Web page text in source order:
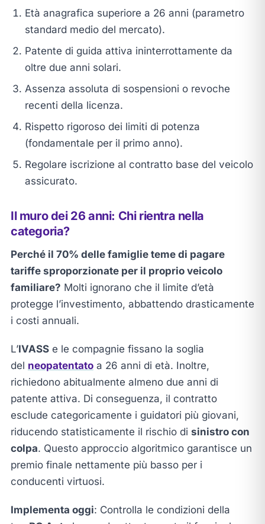
Età anagrafica superiore a 26 anni (parametro
standard medio del mercato).
Patente di guida attiva ininterrottamente da
oltre due anni solari.
Assenza assoluta di sospensioni o revoche
recenti della licenza.
Rispetto rigoroso dei limiti di potenza
(fondamentale per il primo anno).
Regolare iscrizione al contratto base del veicolo
assicurato.
Il muro dei 26 anni: Chi rientra nella
categoria?
Perché il 70% delle famiglie teme di pagare
tariffe sproporzionate per il proprio veicolo
familiare? Molti ignorano che il limite d’età
protegge l’investimento, abbattendo drasticamente
i costi annuali.
L’IVASSe le compagnie fissano la soglia
del neopatentatoa 26 anni di età. Inoltre,
richiedono abitualmente almeno due anni di
patente attiva. Di conseguenza, il contratto
esclude categoricamente i guidatori più giovani,
riducendo statisticamente il rischio di sinistro con
colpa. Questo approccio algoritmico garantisce un
premio finale nettamente più basso per i
conducenti virtuosi.
Implementa oggi: Controlla le condizioni della